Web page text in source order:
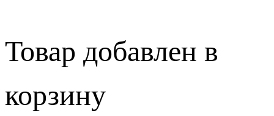
Товар добавлен в
корзину